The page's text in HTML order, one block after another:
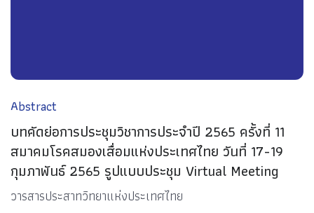
Abstract
บทคัดย่อการประชุมวิชาการประจำปี 2565 ครั้งที่ 11
สมาคมโรคสมองเสื่อมแห่งประเทศไทย วันที่ 17-19
กุมภาพันธ์ 2565 รูปแบบประชุม Virtual Meeting
วารสารประสาทวิทยาแห่งประเทศไทย